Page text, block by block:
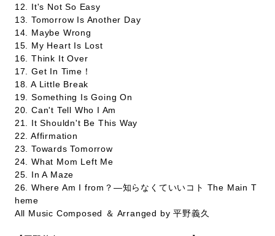
12. It's Not So Easy
13. Tomorrow Is Another Day
14. Maybe Wrong
15. My Heart Is Lost
16. Think It Over
17. Get In Time！
18. A Little Break
19. Something Is Going On
20. Can't Tell Who I Am
21. It Shouldn't Be This Way
22. Affirmation
23. Towards Tomorrow
24. What Mom Left Me
25. In A Maze
26. Where Am I from？―知らなくていいコト The Main T
heme
All Music Composed ＆ Arranged by 平野義久